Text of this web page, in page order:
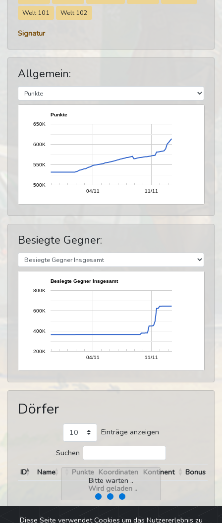
Welt 101
Welt 102
Signatur
Allgemein:
Punkte
04/11 11/11
500K
550K
600K
650K
Besiegte Gegner:
Besiegte Gegner Insgesamt
04/11 11/11
200K
400K
600K
800K
Dörfer
Einträge anzeigen
Suchen
Bitte warten ..
ID Name Punkte Koordinaten Kontinent
Bonus
Wird geladen ..
Diese Seite verwendet Cookies um das Nutzererlebnis zu